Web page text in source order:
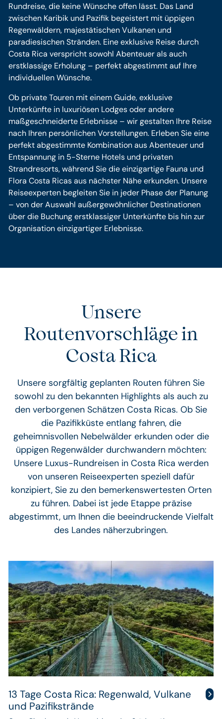
Rundreise, die keine Wünsche offen lässt. Das Land
zwischen Karibik und Pazifik begeistert mit üppigen
Regenwäldern, majestätischen Vulkanen und
paradiesischen Stränden. Eine exklusive Reise durch
Costa Rica verspricht sowohl Abenteuer als auch
erstklassige Erholung – perfekt abgestimmt auf Ihre
individuellen Wünsche.
Ob private Touren mit einem Guide, exklusive
Unterkünfte in luxuriösen Lodges oder andere
maßgeschneiderte Erlebnisse – wir gestalten Ihre Reise
nach Ihren persönlichen Vorstellungen. Erleben Sie eine
perfekt abgestimmte Kombination aus Abenteuer und
Entspannung in 5-Sterne Hotels und privaten
Strandresorts, während Sie die einzigartige Fauna und
Flora Costa Ricas aus nächster Nähe erkunden. Unsere
Reiseexperten begleiten Sie in jeder Phase der Planung
– von der Auswahl außergewöhnlicher Destinationen
über die Buchung erstklassiger Unterkünfte bis hin zur
Organisation einzigartiger Erlebnisse.
Unsere
Routenvorschläge in
Costa Rica
Unsere sorgfältig geplanten Routen führen Sie
sowohl zu den bekannten Highlights als auch zu
den verborgenen Schätzen Costa Ricas. Ob Sie
die Pazifikküste entlang fahren, die
geheimnisvollen Nebelwälder erkunden oder die
üppigen Regenwälder durchwandern möchten:
Unsere Luxus-Rundreisen in Costa Rica werden
von unseren Reiseexperten speziell dafür
konzipiert, Sie zu den bemerkenswertesten Orten
zu führen. Dabei ist jede Etappe präzise
abgestimmt, um Ihnen die beeindruckende Vielfalt
des Landes näherzubringen.
13 Tage Costa Rica: Regenwald, Vulkane
und Pazifikstrände